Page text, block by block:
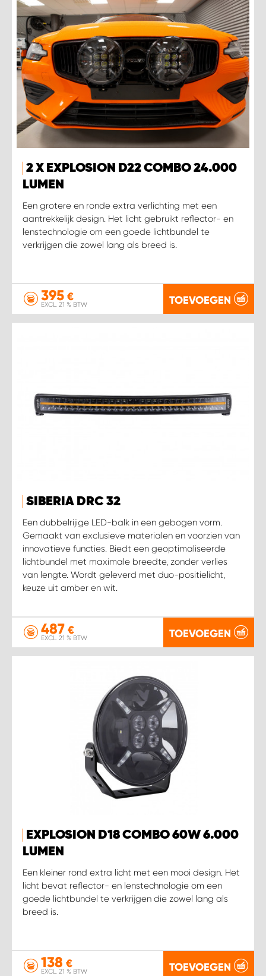
2 X EXPLOSION D22 COMBO 24.000
LUMEN
Een grotere en ronde extra verlichting met een
aantrekkelijk design. Het licht gebruikt reflector- en
lenstechnologie om een goede lichtbundel te
verkrijgen die zowel lang als breed is.
395 €
EXCL. 21 % BTW TOEVOEGEN
SIBERIA DRC 32
Een dubbelrijige LED-balk in een gebogen vorm.
Gemaakt van exclusieve materialen en voorzien van
innovatieve functies. Biedt een geoptimaliseerde
lichtbundel met maximale breedte, zonder verlies
van lengte. Wordt geleverd met duo-positielicht,
keuze uit amber en wit.
487 €
EXCL. 21 % BTW TOEVOEGEN
EXPLOSION D18 COMBO 60W 6.000
LUMEN
Een kleiner rond extra licht met een mooi design. Het
licht bevat reflector- en lenstechnologie om een
goede lichtbundel te verkrijgen die zowel lang als
breed is.
138 €
EXCL. 21 % BTW TOEVOEGEN